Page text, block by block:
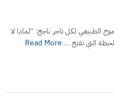
الطبيعي لكل تاجر ناجح: “لماذا لا
التي تفتح … Read More